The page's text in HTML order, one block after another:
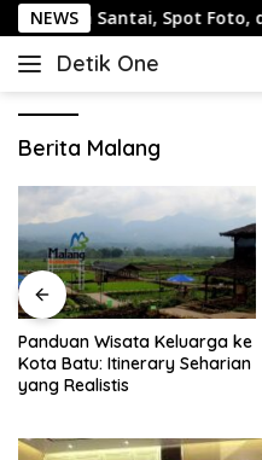
Langsung
ke
konten
NEWS
Santai, Spot Foto, dan
Detik One
Tajam
Berita Malang
Panduan Wisata Keluarga ke
Kota Batu: Itinerary Seharian
yang Realistis